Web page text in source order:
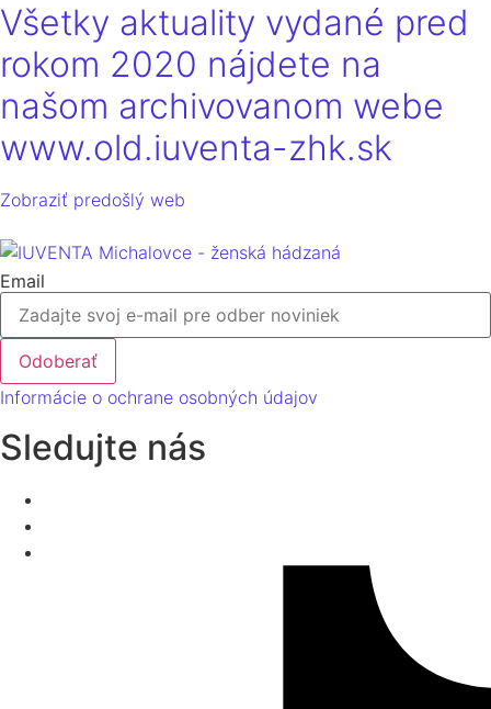
Všetky aktuality vydané pred
rokom 2020 nájdete na
našom archivovanom webe
www.old.iuventa-zhk.sk
Zobraziť predošlý web
Email
Odoberať
Informácie o ochrane osobných údajov
Sledujte nás